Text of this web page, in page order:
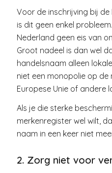
Voor de inschrijving bij
is dit geen enkel
Nederland geen eis van
Groot nadeel is dan wel
handelsnaam alleen
niet een monopolie op de
Europese Unie of andere
Als je die sterke
merkenregister wel wilt,
naam in een keer niet
2. Zorg niet voor